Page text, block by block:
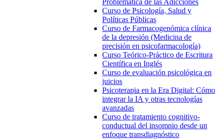
Problemática de las Adicciones
Curso de Psicología, Salud y
Políticas Públicas
Curso de Farmacogenómica clínica
de la depresión (Medicina de
precisión en psicofarmacología)
Curso Teórico-Práctico de Escritura
Científica en Inglés
Curso de evaluación psicológica en
juicios
Psicoterapia en la Era Digital: Cómo
integrar la IA y otras tecnologías
avanzadas
Curso de tratamiento cognitivo-
conductual del insomnio desde un
enfoque transdiagnóstico